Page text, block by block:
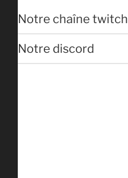
Notre chaîne twitch
Notre discord